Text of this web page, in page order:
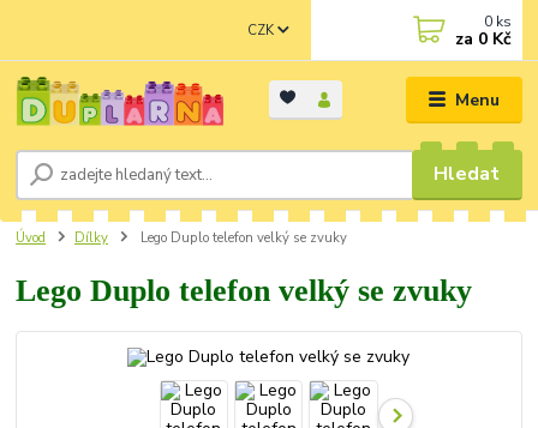
Menu
CZK
Hledat
0 ks
za 0 Kč
Úvod Dílky Lego Duplo telefon velký se zvuky
Lego Duplo telefon velký se zvuky